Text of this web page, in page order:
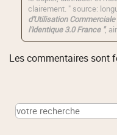
clairement. " source:
d'Utilisation
l'Identique 3.0 France ",
Les commentaires sont